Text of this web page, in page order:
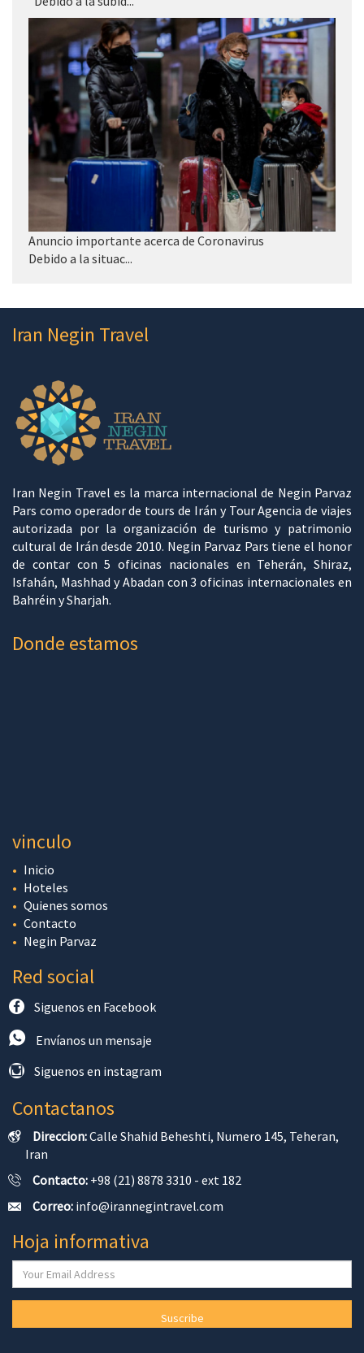
Anuncio importante acerca de Coronavirus
Debido a la situac...
Iran Negin Travel
Iran Negin Travel es la marca internacional de Negin Parvaz
Pars como operador de tours de Irán y Tour Agencia de viajes
autorizada por la organización de turismo y patrimonio
cultural de Irán desde 2010. Negin Parvaz Pars tiene el honor
de contar con 5 oficinas nacionales en Teherán, Shiraz,
Isfahán, Mashhad y Abadan con 3 oficinas internacionales en
Bahréin y Sharjah.
Donde estamos
vinculo
Inicio
Hoteles
Quienes somos
Contacto
Negin Parvaz
Red social
Siguenos en Facebook
Envíanos un mensaje
Siguenos en instagram
Contactanos
Direccion:Calle Shahid Beheshti, Numero 145, Teheran,
Iran
Contacto: +98 (21) 8878 3310 - ext 182
Correo: info@irannegintravel.com
Hoja informativa
Suscribe